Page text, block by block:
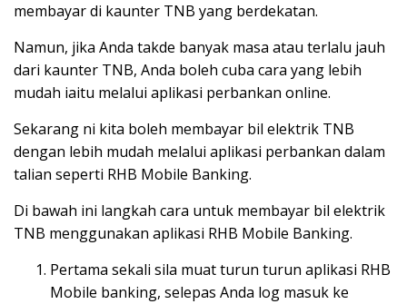
membayar di kaunter TNB yang berdekatan.
Namun, jika Anda takde banyak masa atau terlalu jauh
dari kaunter TNB, Anda boleh cuba cara yang lebih
mudah iaitu melalui aplikasi perbankan online.
Sekarang ni kita boleh membayar bil elektrik TNB
dengan lebih mudah melalui aplikasi perbankan dalam
talian seperti RHB Mobile Banking.
Di bawah ini langkah cara untuk membayar bil elektrik
TNB menggunakan aplikasi RHB Mobile Banking.
Pertama sekali sila muat turun turun aplikasi RHB
Mobile banking, selepas Anda log masuk ke